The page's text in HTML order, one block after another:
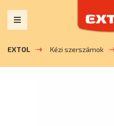
EXTOL Kézi szerszámok